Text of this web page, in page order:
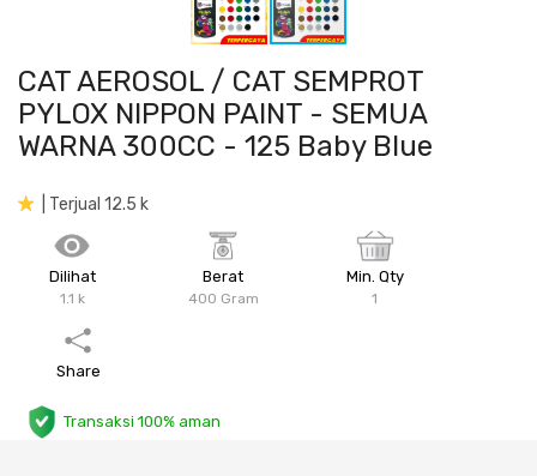
Plafon & Partisi
Sanitari & Aksesorisnya
Peralatan & Perkakas
Aksesoris Perabot
Konstruksi
Material Alam
Besi Profil & Plat
Besi Profil & Baja
Semen & Sejenisnya
Sistem Elektrikal
Pompa dan Pipa
CAT AEROSOL / CAT SEMPROT
PYLOX NIPPON PAINT - SEMUA
WARNA 300CC - 125 Baby Blue
| Terjual 12.5 k
Dilihat
1.1 k
Berat
400 Gram
Min. Qty
1
Share
Transaksi 100% aman